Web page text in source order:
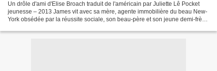
Un drôle d'ami d'Elise Broach traduit de l'américain par Juliette Lê Pocket
jeunesse – 2013 James vit avec sa mère, agente immobilière du beau New-
York obsédée par la réussite sociale, son beau-père et son jeune demi-frère.